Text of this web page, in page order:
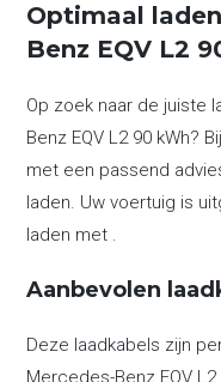
Optimaal
Benz EQV L2
Op zoek naar de juiste
Benz EQV L2 90 kWh?
met een passend
laden. Uw voertuig is
laden met .
Aanbevolen
Deze laadkabels zijn
Mercedes-Benz EQV